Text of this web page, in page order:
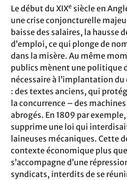
Le début du XIXe siècle en
une crise conjoncturelle
baisse des salaires, la hausse
d’emploi, ce qui plonge de
dans la misère. Au même
publics mènent une politique
nécessaire à l’implantation
: des textes anciens, qui
la concurrence – des
abrogés. En 1809 par
supprime une loi qui
laineuses mécaniques. Cette
contexte économique plus
s’accompagne d’une
syndicats, interdits de se